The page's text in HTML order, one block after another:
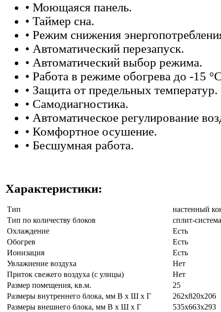
• Моющаяся панель.
• Таймер сна.
• Режим снижения
• Автоматический перезапуск.
• Автоматический выбор режима.
• Работа в режиме обогрева до -15
• Защита от предельных температур.
• Самодиагностика.
• Автоматическое регулирование
• Комфортное осушение.
• Бесшумная работа.
Характеристики:
Тип
настенный
Тип по количеству блоков
сплит-система
Охлаждение
Есть
Обогрев
Есть
Ионизация
Есть
Увлажнение воздуха
Нет
Приток свежего воздуха (с улицы)
Нет
Размер помещения, кв.м.
25
Размеры внутреннего блока, мм В х Ш х Г
262х820х206
Размеры внешнего блока, мм В х Ш х Г
535х663x293